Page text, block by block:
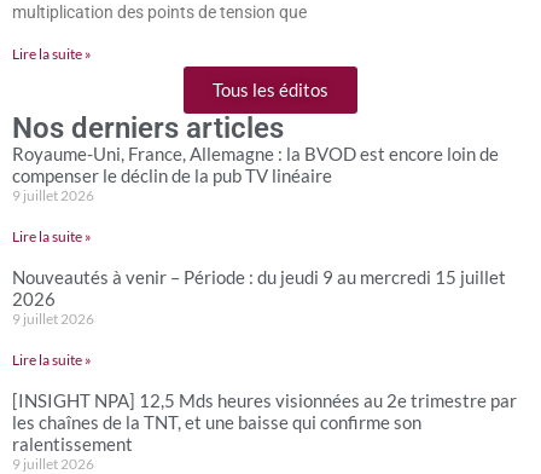
multiplication des points de tension que
Lire la suite »
Tous les éditos
Nos derniers articles
Royaume-Uni, France, Allemagne : la BVOD est encore loin de
compenser le déclin de la pub TV linéaire
9 juillet 2026
Lire la suite »
Nouveautés à venir – Période : du jeudi 9 au mercredi 15 juillet
2026
9 juillet 2026
Lire la suite »
[INSIGHT NPA] 12,5 Mds heures visionnées au 2e trimestre par
les chaînes de la TNT, et une baisse qui confirme son
ralentissement
9 juillet 2026